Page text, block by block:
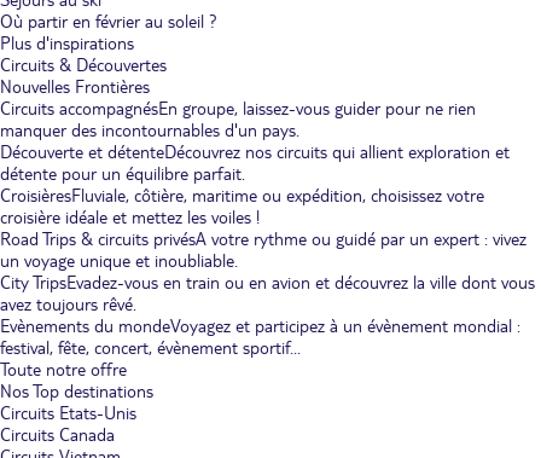
Où partir en février au soleil ?
Plus d'inspirations
Circuits & Découvertes
Nouvelles Frontières
Circuits accompagnésEn groupe, laissez-vous guider pour ne rien
manquer des incontournables d'un pays.
Découverte et détenteDécouvrez nos circuits qui allient exploration et
détente pour un équilibre parfait.
CroisièresFluviale, côtière, maritime ou expédition, choisissez votre
croisière idéale et mettez les voiles !
Road Trips & circuits privésA votre rythme ou guidé par un expert : vivez
un voyage unique et inoubliable.
City TripsEvadez-vous en train ou en avion et découvrez la ville dont vous
avez toujours rêvé.
Evènements du mondeVoyagez et participez à un évènement mondial :
festival, fête, concert, évènement sportif...
Toute notre offre
Nos Top destinations
Circuits Etats-Unis
Circuits Canada